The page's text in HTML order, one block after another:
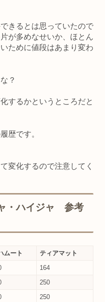
きるとは思っていたので
が多めなせいか、ほとん
ために値段はあまり変わ
？
するかというところだと
歴です。
変化するので注意してく
・ハイジャ 参考
ムート
ティアマット
164
250
250